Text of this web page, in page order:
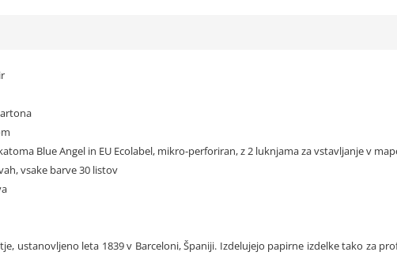
Blue Angel in EU Ecolabel, mikro-perforiran, z 2 luknjama za vstavljanje v
vsake barve 30 listov
ustanovljeno leta 1839 v Barceloni, Španiji. Izdelujejo papirne izdelke tako za